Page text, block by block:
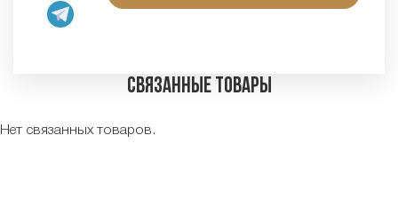
Связанные товары
Нет связанных товаров.